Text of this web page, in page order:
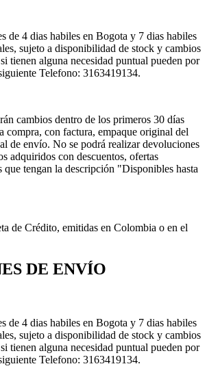
de 4 dias habiles en Bogota y 7 dias habiles
sujeto a disponibilidad de stock y cambios
tienen alguna necesidad puntual pueden por
Telefono: 3163419134.
cambios dentro de los primeros 30 días
compra, con factura, empaque original del
de envío. No se podrá realizar devoluciones
adquiridos con descuentos, ofertas
que tengan la descripción "Disponibles hasta
de Crédito, emitidas en Colombia o en el
DE ENVÍO
de 4 dias habiles en Bogota y 7 dias habiles
sujeto a disponibilidad de stock y cambios
tienen alguna necesidad puntual pueden por
Telefono: 3163419134.